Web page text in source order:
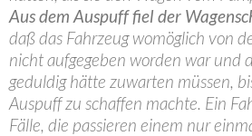
Aus dem Auspuff fiel der
daß das Fahrzeug womöglich von
nicht aufgegeben worden war und
geduldig hätte zuwarten müssen,
Auspuff zu schaffen machte. Ein
Fälle, die passieren einem nur